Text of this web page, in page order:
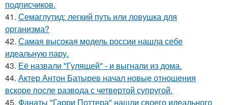
подписчиков.
41. Семаглутид: легкий путь или ловушка для
организма?
42. Самая высокая модель россии нашла себе
идеальную пару.
43. Её назвали "Гулящей" - и выгнали из дома.
44. Актер Антон Батырев начал новые отношения
вскоре после развода с четвертой супругой.
45. Фанаты "Гарри Поттера" нашли своего идеального